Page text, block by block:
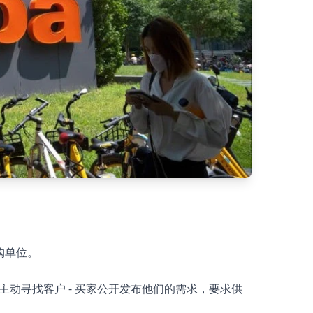
位。
动寻找客户 - 买家公开发布他们的需求，要求供